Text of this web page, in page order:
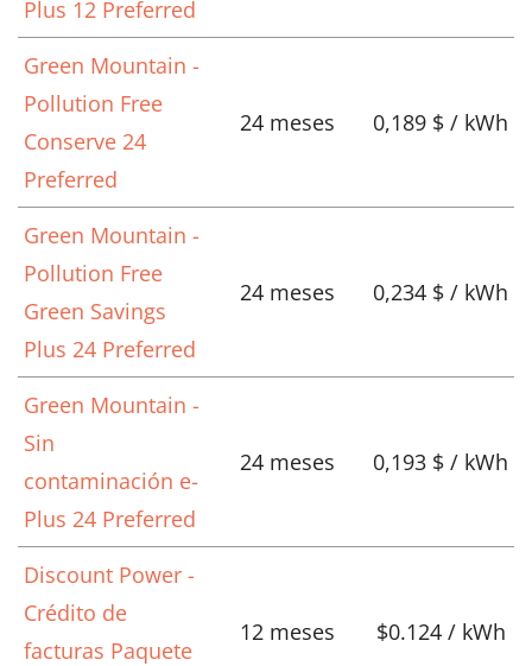
Plus 12 Preferred
Green Mountain -
Pollution Free
Conserve 24
Preferred
24 meses 0,189 $ / kWh
Green Mountain -
Pollution Free
Green Savings
Plus 24 Preferred
24 meses 0,234 $ / kWh
Green Mountain -
Sin
contaminación e-
Plus 24 Preferred
24 meses 0,193 $ / kWh
Discount Power -
Crédito de
facturas Paquete
12 meses $0.124 / kWh